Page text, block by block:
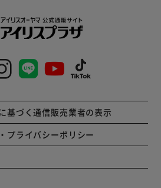
基づく通信販売業者の表示
プライバシーポリシー